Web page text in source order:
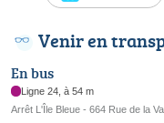
Venir en
En bus
Ligne 24, à 54 m
Arrêt L'Île Bleue - 664 Rue de la